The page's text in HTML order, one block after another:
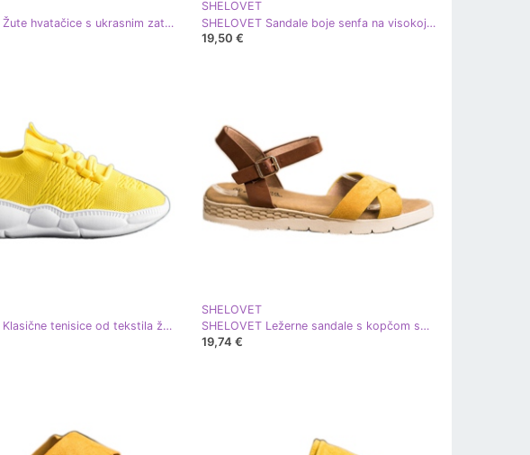
SHELOVET Žute hvatačice s ukrasnim zatvaračem žuta boja
SHELOVET
SHELOVET Sandale boje senfa na visokoj peti na klin žuta boja
19,50 €
SHELOVET Klasične tenisice od tekstila žuta boja
SHELOVET
SHELOVET Ležerne sandale s kopčom smeđa žuta boja
19,74 €